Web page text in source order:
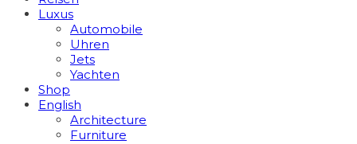
Luxus
Automobile
Uhren
Jets
Yachten
Shop
English
Architecture
Furniture